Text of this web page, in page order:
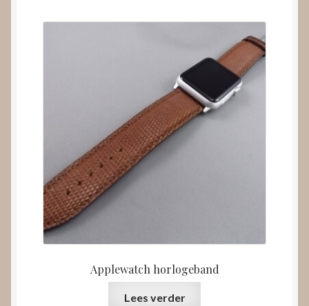
Applewatch horlogeband
Lees verder